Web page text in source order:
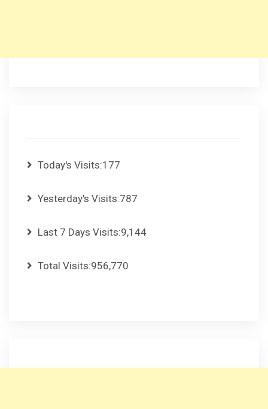
Today's Visits:177
Yesterday's Visits:787
Last 7 Days Visits:9,144
Total Visits:956,770